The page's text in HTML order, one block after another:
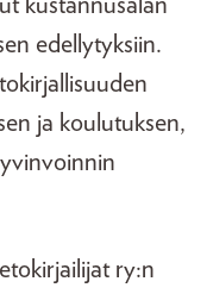
edellytyksiin.
ja koulutuksen,
ry:n